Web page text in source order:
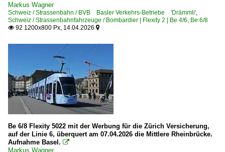
Markus Wagner
Schweiz / Strassenbahn / BVB Basler Verkehrs-Betriebe 'Drämmli',
Schweiz / Strassenbahnfahrzeuge / Bombardier | Flexity 2 | Be 4/6, Be 6/8
 92 1200x800 Px, 14.04.2026 
Be 6/8 Flexity 5022 mit der Werbung für die Zürich Versicherung,
auf der Linie 6, überquert am 07.04.2026 die Mittlere Rheinbrücke.
Aufnahme Basel. 
Markus Wagner